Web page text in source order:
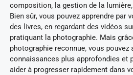
composition, la gestion de la
Bien sûr, vous pouvez apprendre par
des livres, en regardant des vidéos
pratiquant la photographie. Mais
photographie reconnue, vous pouvez
connaissances plus approfondies et
aider à progresser rapidement dans